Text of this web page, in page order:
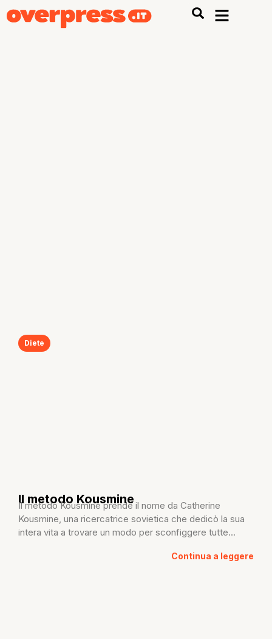
Diete
Il metodo Kousmine
Il metodo Kousmine prende il nome da Catherine
Kousmine, una ricercatrice sovietica che dedicò la sua
intera vita a trovare un modo per sconfiggere tutte...
Continua a leggere